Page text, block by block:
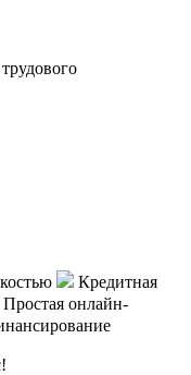
Кредитная
Простая онлайн-